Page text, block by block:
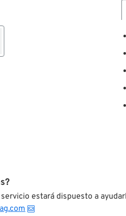
estará dispuesto a